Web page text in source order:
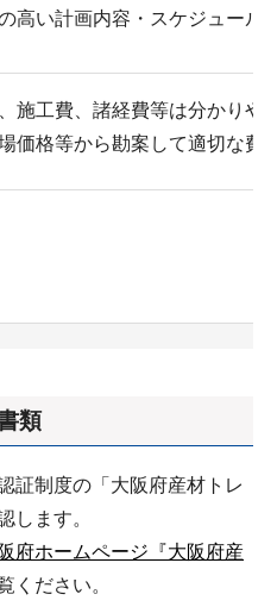
高い計画内容・スケジュール
施工費、諸経費等は分かりや
価格等から勘案して適切な費
類
証制度の「大阪府産材トレ
します。
府ホームページ『大阪府産
ください。